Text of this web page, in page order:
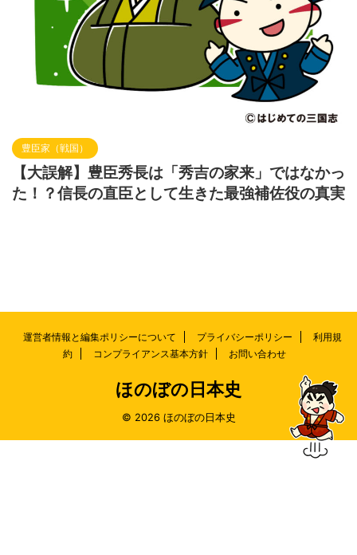
豊臣家（戦国）
【大誤解】豊臣秀長は「秀吉の家来」ではなかっ
た！？信長の直臣として生きた最強補佐役の真実
運営者情報と編集ポリシーについて プライバシーポリシー
利用規
約
コンプライアンス基本方針 お問い合わせ
ほのぼの日本史
© 2026 ほのぼの日本史